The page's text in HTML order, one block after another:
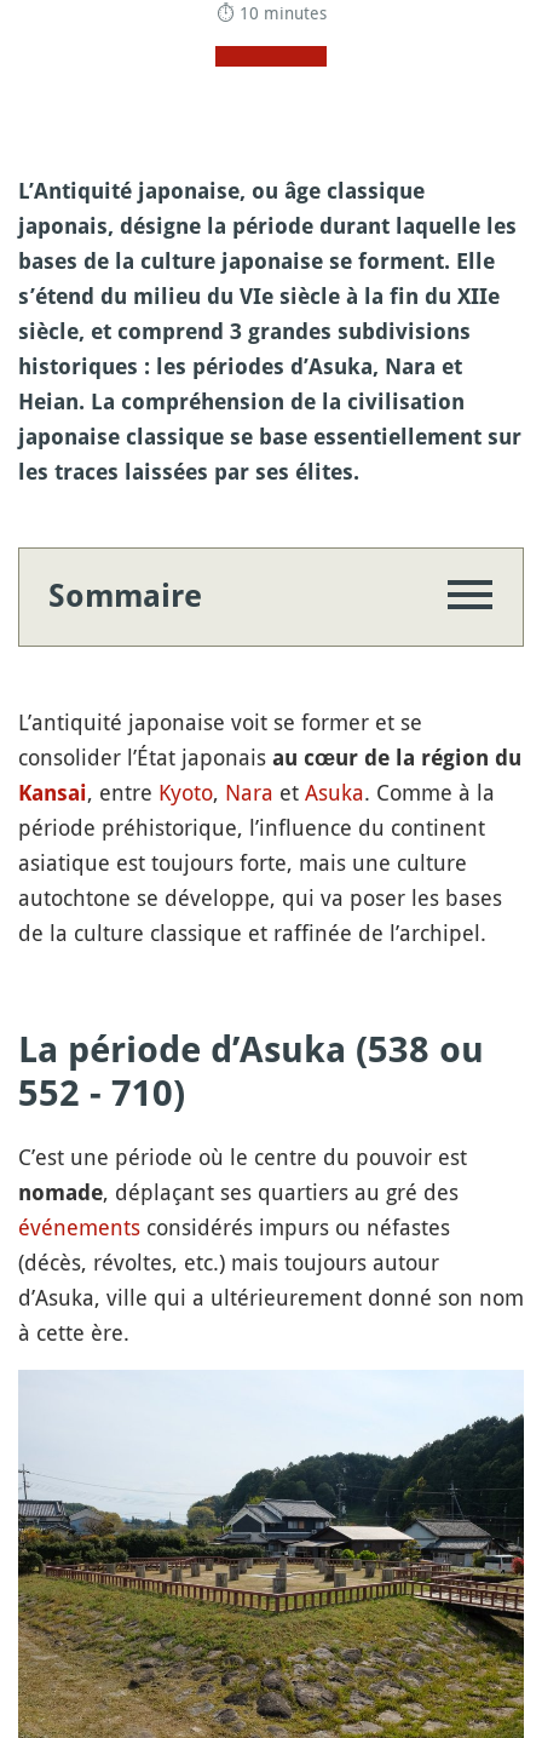
⏱ 10 minutes
L’Antiquité japonaise, ou âge classique
japonais, désigne la période durant laquelle les
bases de la culture japonaise se forment. Elle
s’étend du milieu du VIe siècle à la fin du XIIe
siècle, et comprend 3 grandes subdivisions
historiques : les périodes d’Asuka, Nara et
Heian. La compréhension de la civilisation
japonaise classique se base essentiellement sur
les traces laissées par ses élites.
Sommaire
L’antiquité japonaise voit se former et se
consolider l’État japonais au cœur de la région du
Kansai, entre Kyoto, Nara et Asuka. Comme à la
période préhistorique, l’influence du continent
asiatique est toujours forte, mais une culture
autochtone se développe, qui va poser les bases
de la culture classique et raffinée de l’archipel.
La période d’Asuka (538 ou
552 - 710)
C’est une période où le centre du pouvoir est
nomade, déplaçant ses quartiers au gré des
événements considérés impurs ou néfastes
(décès, révoltes, etc.) mais toujours autour
d’Asuka, ville qui a ultérieurement donné son nom
à cette ère.